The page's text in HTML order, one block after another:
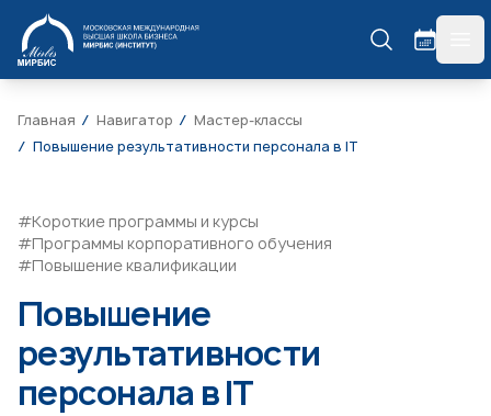
МИРБИС
Главная Навигатор
Мастер-классы
Повышение результативности персонала в IT
#Короткие программы и курсы
#Программы корпоративного обучения
#Повышение квалификации
Повышение
результативности
персонала в IT